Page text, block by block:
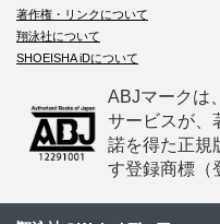
著作権・リンクについて
翔泳社について
SHOEISHA iDについて
ABJマークは
サービスが、
諾を得た正規
す登録商標（